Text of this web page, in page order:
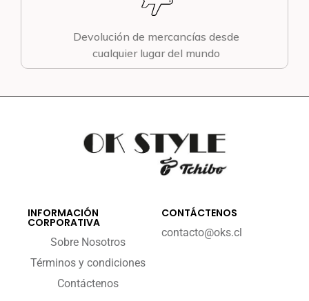
Devolución de mercancías desde
cualquier lugar del mundo
INFORMACIÓN
CORPORATIVA
Sobre Nosotros
Términos y condiciones
Contáctenos
CONTÁCTENOS
contacto@oks.cl